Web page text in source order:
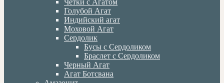
Четки с Агатом
Голубой Агат
Индийский агат
Моховой Агат
Сердолик
Бусы с Сердоликом
Браслет с Сердоликом
Черный Агат
Агат Ботсвана